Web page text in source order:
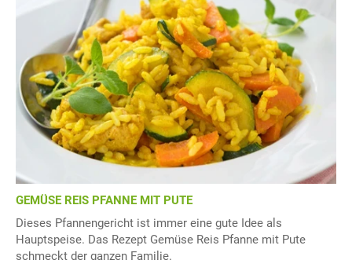
GEMÜSE REIS PFANNE MIT PUTE
Dieses Pfannengericht ist immer eine gute Idee als
Hauptspeise. Das Rezept Gemüse Reis Pfanne mit Pute
schmeckt der ganzen Familie.